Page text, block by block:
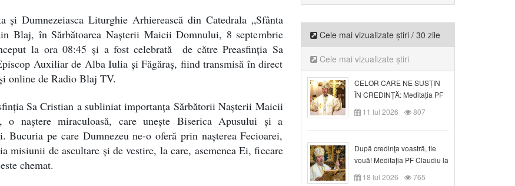
și Dumnezeiasca Liturghie Arhierească din Catedrala „Sfânta
Blaj, în Sărbătoarea Nașterii Maicii Domnului, 8 septembrie
laora 08:45 și a fost celebrată
de către Preasfinția Sa
Auxiliar de Alba Iulia și Făgăraș, fiind transmisă în direct
online de Radio Blaj TV.
Sa Cristian a subliniat importanța Sărbătorii Nașterii Maicii
o naștere miraculoasă, care unește Biserica Apusului și a
Bucuria pe care Dumnezeu ne-o oferă prin nașterea Fecioarei,
misiunii de ascultare și de vestire, la care, asemenea Ei, fiecare
chemat.
Cele mai vizualizate știri / 30 zile
Cele mai vizualizate știri
CELOR CARE NE SUSȚIN
ÎN CREDINȚĂ: Meditația PF
Claudiu la Duminica a VI-a
după Rusalii
11 Iul 2026 807
După credinţa voastră, fie
vouă! Meditația PF Claudiu la
duminica a VII-a după Rusalii
18 Iul 2026 765